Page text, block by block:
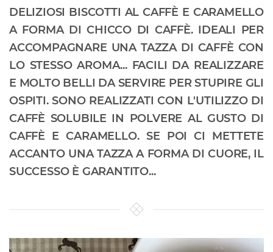
DELIZIOSI BISCOTTI AL CAFFÈ E CARAMELLO
A FORMA DI CHICCO DI CAFFÈ. IDEALI PER
ACCOMPAGNARE UNA TAZZA DI CAFFÈ CON
LO STESSO AROMA... FACILI DA REALIZZARE
E MOLTO BELLI DA SERVIRE PER STUPIRE GLI
OSPITI. SONO REALIZZATI CON L'UTILIZZO DI
CAFFÈ SOLUBILE IN POLVERE AL GUSTO DI
CAFFÈ E CARAMELLO. SE POI CI METTETE
ACCANTO UNA TAZZA A FORMA DI CUORE, IL
SUCCESSO È GARANTITO...